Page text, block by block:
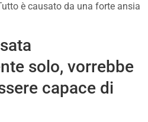
è causato da una forte ansia
solo, vorrebbe
capace di